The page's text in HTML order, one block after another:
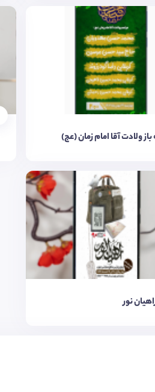
باز ولادت آقا امام زمان (عج)
نور